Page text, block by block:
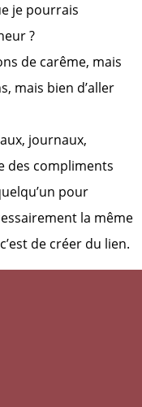
je pourrais
?
de carême, mais
mais bien d’aller
journaux,
des compliments
pour
la même
de créer du lien.